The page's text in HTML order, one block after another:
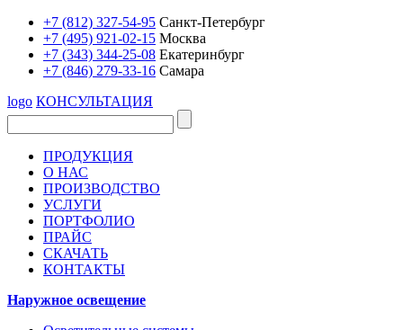
+7 (812) 327-54-95 Санкт-Петербург
+7 (495) 921-02-15 Москва
+7 (343) 344-25-08 Екатеринбург
+7 (846) 279-33-16 Самара
logo КОНСУЛЬТАЦИЯ
ПРОДУКЦИЯ
О НАС
ПРОИЗВОДСТВО
УСЛУГИ
ПОРТФОЛИО
ПРАЙС
СКАЧАТЬ
КОНТАКТЫ
Наружное освещение